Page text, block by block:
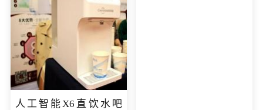
人工智能X6直饮水吧